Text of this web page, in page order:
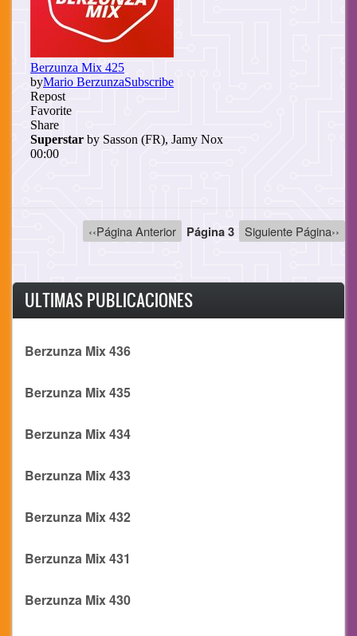
Página
‹‹Página Anterior Página 3
Siguiente
Siguiente Página››
ULTIMAS PUBLICACIONES
Berzunza Mix 436
Berzunza Mix 435
Berzunza Mix 434
Berzunza Mix 433
Berzunza Mix 432
Berzunza Mix 431
Berzunza Mix 430